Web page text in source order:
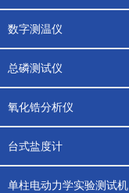
数字测温仪
总磷测试仪
氧化锆分析仪
台式盐度计
单柱电动力学实验测试机